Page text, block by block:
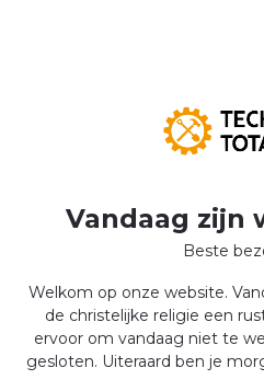
Vandaag zijn
Beste
Welkom op onze website.
de christelijke religie een
ervoor om vandaag niet te
gesloten. Uiteraard ben je